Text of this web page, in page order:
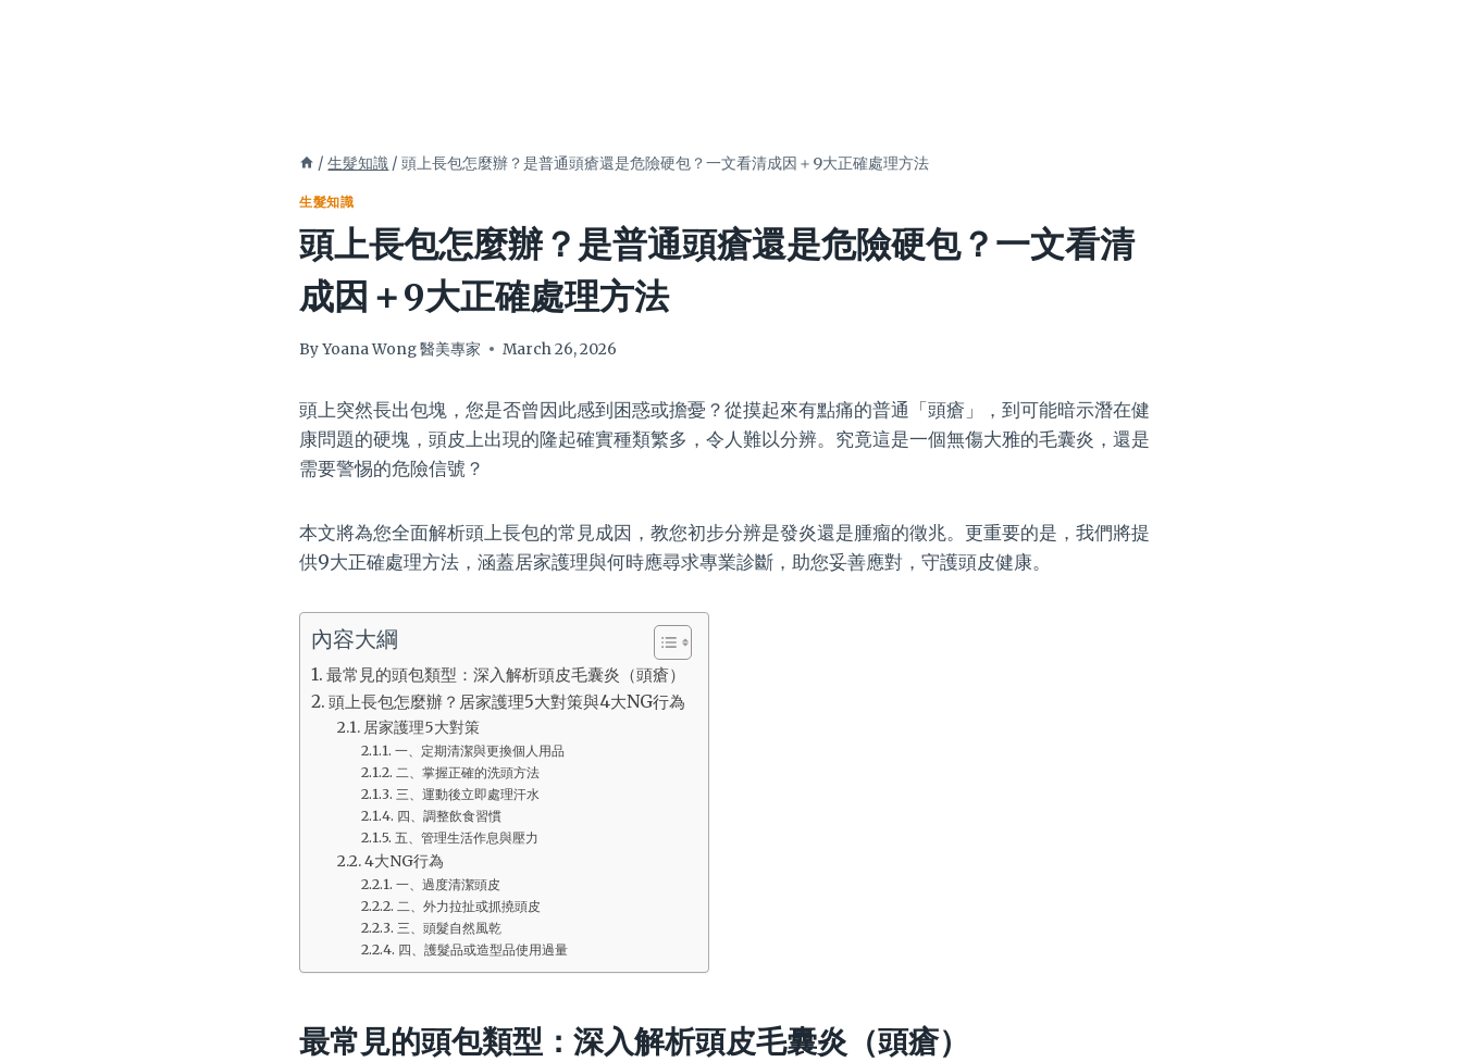
/ 生髮知識 / 頭上長包怎麼辦？是普通頭瘡還是危險硬包？一文看清成因＋9大正確處理方法
生髮知識
頭上長包怎麼辦？是普通頭瘡還是危險硬包？一文看清
成因＋9大正確處理方法
ByYoana Wong 醫美專家 March 26, 2026
頭上突然長出包塊，您是否曾因此感到困惑或擔憂？從摸起來有點痛的普通「頭瘡」，到可能暗示潛在健
康問題的硬塊，頭皮上出現的隆起確實種類繁多，令人難以分辨。究竟這是一個無傷大雅的毛囊炎，還是
需要警惕的危險信號？
本文將為您全面解析頭上長包的常見成因，教您初步分辨是發炎還是腫瘤的徵兆。更重要的是，我們將提
供9大正確處理方法，涵蓋居家護理與何時應尋求專業診斷，助您妥善應對，守護頭皮健康。
內容大綱
最常見的頭包類型：深入解析頭皮毛囊炎（頭瘡）
頭上長包怎麼辦？居家護理5大對策與4大NG行為
居家護理5大對策
一、定期清潔與更換個人用品
二、掌握正確的洗頭方法
三、運動後立即處理汗水
四、調整飲食習慣
五、管理生活作息與壓力
4大NG行為
一、過度清潔頭皮
二、外力拉扯或抓撓頭皮
三、頭髮自然風乾
四、護髮品或造型品使用過量
最常見的頭包類型：深入解析頭皮毛囊炎（頭瘡）